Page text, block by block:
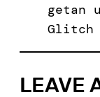
getan
Glitch
LEAVE